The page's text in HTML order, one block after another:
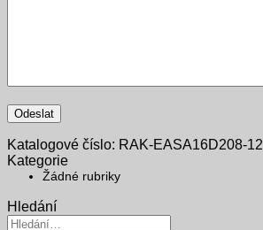
Katalogové číslo: RAK-EASA16D208-12
Kategorie
Žádné rubriky
Hledání
Hledat: